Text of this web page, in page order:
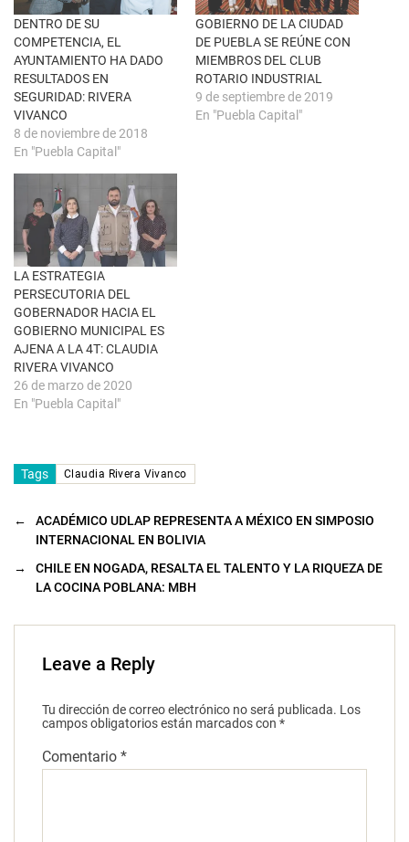
e
n
t
a
n
a
n
u
e
v
a
)
o
k
(
S
e
a
b
r
n
u
n
v
a
n
a
n
u
e
v
a
)
DENTRO DE SU
COMPETENCIA, EL
AYUNTAMIENTO HA DADO
RESULTADOS EN
SEGURIDAD: RIVERA
VIVANCO
8 de noviembre de 2018
En "Puebla Capital"
GOBIERNO DE LA CIUDAD
DE PUEBLA SE REÚNE CON
MIEMBROS DEL CLUB
ROTARIO INDUSTRIAL
9 de septiembre de 2019
En "Puebla Capital"
LA ESTRATEGIA
PERSECUTORIA DEL
GOBERNADOR HACIA EL
GOBIERNO MUNICIPAL ES
AJENA A LA 4T: CLAUDIA
RIVERA VIVANCO
26 de marzo de 2020
En "Puebla Capital"
Tags Claudia Rivera Vivanco
←
ACADÉMICO UDLAP REPRESENTA A MÉXICO EN SIMPOSIO
INTERNACIONAL EN BOLIVIA
→
CHILE EN NOGADA, RESALTA EL TALENTO Y LA RIQUEZA DE
LA COCINA POBLANA: MBH
Leave a Reply
Tu dirección de correo electrónico no será publicada. Los
campos obligatorios están marcados con *
Comentario *